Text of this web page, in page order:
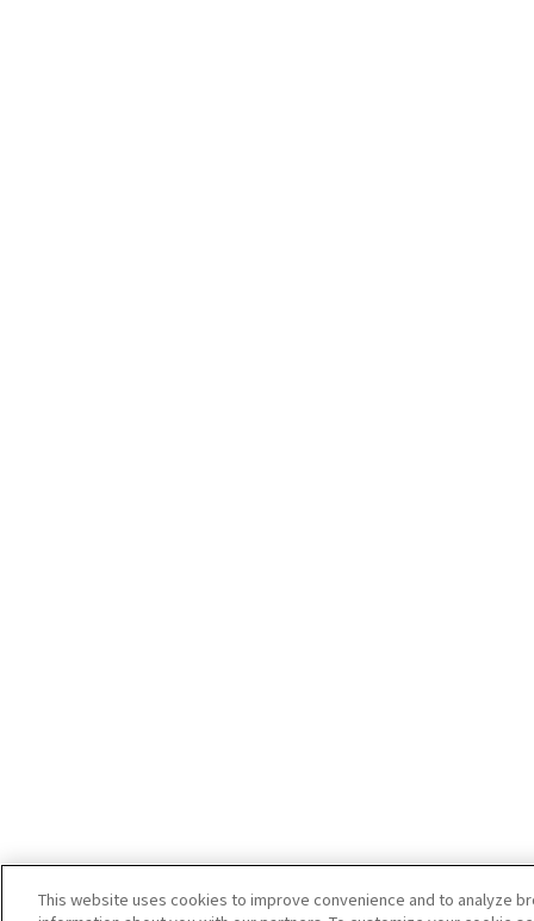
This website uses cookies to improve convenience and to analyze